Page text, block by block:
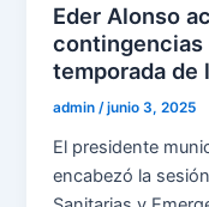
Eder Alonso
contingencias
temporada de
admin /junio 3, 2025
El presidente
encabezó la